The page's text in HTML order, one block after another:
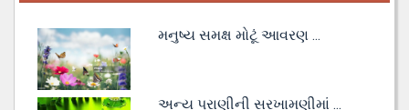
મનુષ્ય સમક્ષ મોટૂં આવરણ ...
અન્ય પ્રાણીની સરખામણીમાં ...